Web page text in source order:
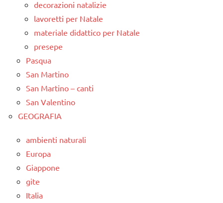
decorazioni natalizie
lavoretti per Natale
materiale didattico per Natale
presepe
Pasqua
San Martino
San Martino – canti
San Valentino
GEOGRAFIA
ambienti naturali
Europa
Giappone
gite
Italia